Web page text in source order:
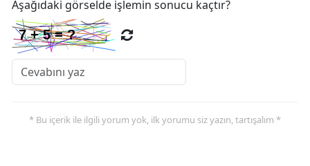
Aşağıdaki görselde işlemin sonucu kaçtır?
* Bu içerik ile ilgili yorum yok, ilk yorumu siz yazın, tartışalım *